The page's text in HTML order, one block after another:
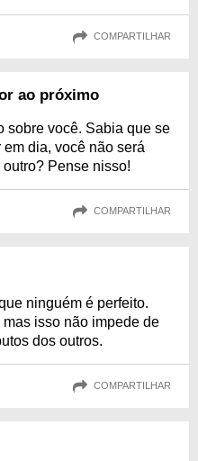
COMPARTILHAR
ao próximo
sobre você. Sabia que se
dia, você não será
Pense nisso!
COMPARTILHAR
ninguém é perfeito.
isso não impede de
dos outros.
COMPARTILHAR